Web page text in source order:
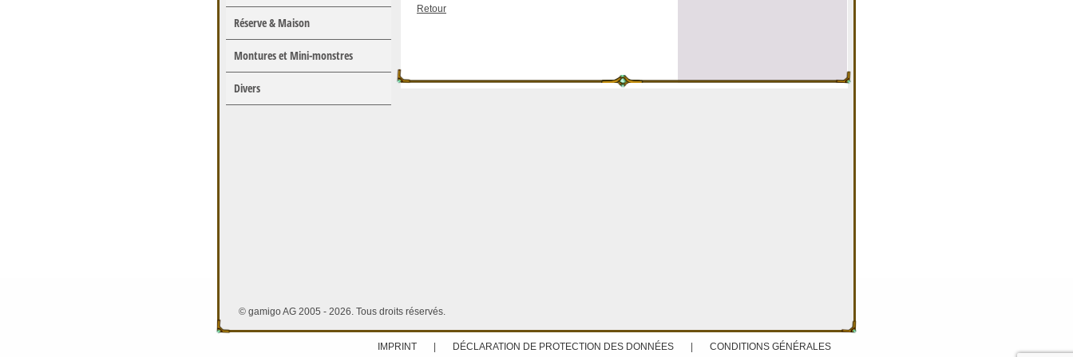
Réserve & Maison
Montures et Mini-monstres
Divers
Retour
© gamigo AG 2005 - 2026. Tous droits réservés.
IMPRINT DÉCLARATION DE PROTECTION DES DONNÉES CONDITIONS GÉNÉRALES